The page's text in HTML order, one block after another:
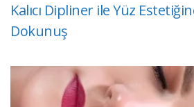
Kalıcı Dipliner ile Yüz
Dokunuş